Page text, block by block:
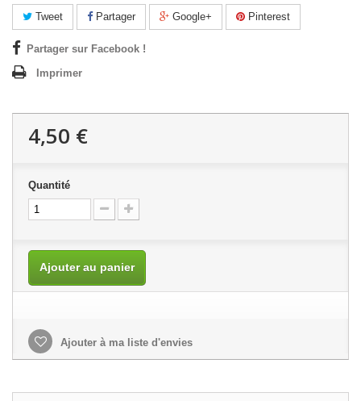
Tweet Partager Google+ Pinterest
Partager sur Facebook !
Imprimer
4,50 €
Quantité
Ajouter au panier
Ajouter à ma liste d'envies